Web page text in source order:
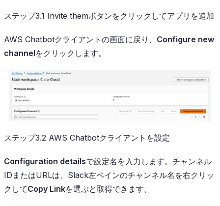
ステップ3.1 Invite themボタンをクリックしてアプリを追加
AWS Chatbotクライアントの画面に戻り、 Configure new
channelをクリックします。
ステップ3.2 AWS Chatbotクライアントを設定
Configuration detailsで設定名を入力します。チャンネル
IDまたはURLは、Slack左ペインのチャンネル名を右クリッ
クしてCopy Linkを選ぶと取得できます。